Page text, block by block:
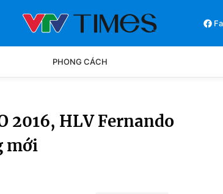
PHONG CÁCH
Các môn khác
2016, HLV Fernando
mới